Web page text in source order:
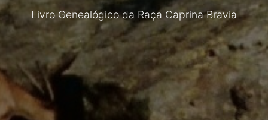
Livro Genealógico da Raça Caprina Bravia